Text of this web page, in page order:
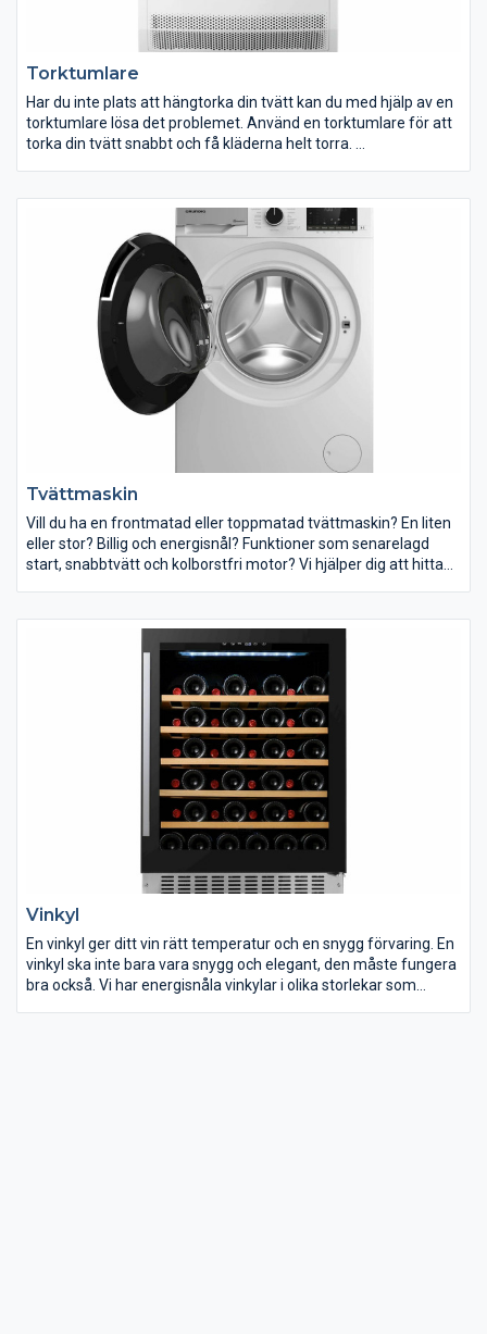
Torktumlare
Har du inte plats att hängtorka din tvätt kan du med hjälp av en
torktumlare lösa det problemet. Använd en torktumlare för att
torka din tvätt snabbt och få kläderna helt torra.
kondenstumlare. Flera av våra torktumlare är utrustade med
funktioner som fuktavkänning, sensorer och skontrumma. Vi
hjälper dig att hitta en torktumlare som passar dina behov.
Tvättmaskin
Vill du ha en frontmatad eller toppmatad tvättmaskin? En liten
eller stor? Billig och energisnål? Funktioner som senarelagd
start, snabbtvätt och kolborstfri motor? Vi hjälper dig att hitta
Inför ditt köp av tvättmaskin finns det några saker du bör tänka
på. Tänk igenom vad som är viktigast för dig. Har du ont om
du att det är besvärligt att böja dig ner när du hanterar din tvätt
är en toppmatad tvättmaskin kanske det ultimata för dig.
Vinkyl
En vinkyl ger ditt vin rätt temperatur och en snygg förvaring. En
vinkyl ska inte bara vara snygg och elegant, den måste fungera
bra också. Vi har energisnåla vinkylar i olika storlekar som